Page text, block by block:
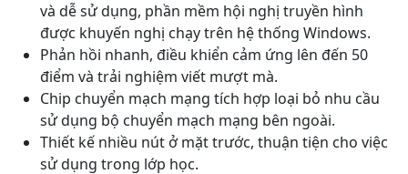
và dễ sử dụng, phần mềm hội nghị truyền hình
được khuyến nghị chạy trên hệ thống Windows.
Phản hồi nhanh, điều khiển cảm ứng lên đến 50
điểm và trải nghiệm viết mượt mà.
Chip chuyển mạch mạng tích hợp loại bỏ nhu cầu
sử dụng bộ chuyển mạch mạng bên ngoài.
Thiết kế nhiều nút ở mặt trước, thuận tiện cho việc
sử dụng trong lớp học.